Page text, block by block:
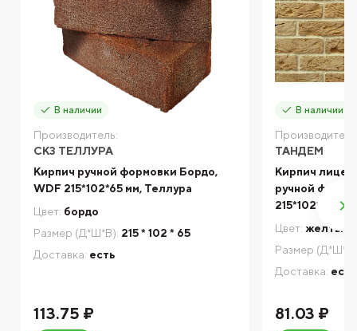
В наличии
Производитель:
СКЗ ТЕЛЛУРА
Кирпич ручной формовки Бордо,
WDF 215*102*65 мм, Теллура
Цвет: бордо
Размер (Д*Ш*В): 215 * 102 * 65
Доставка: есть
113.75 ₽
В наличии
ТАНДЕМ
Кирпич
ручной
215*102*65 мм
Цвет: желтый
Размер
Доставка: есть
81.03 ₽